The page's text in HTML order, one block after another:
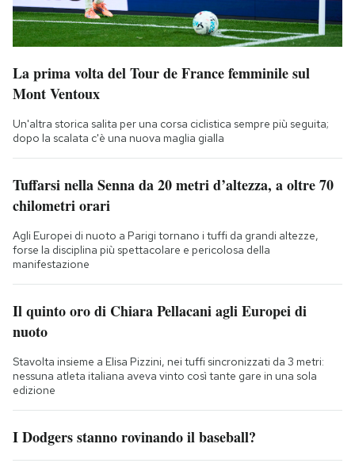
La prima volta del Tour de France femminile sul
Mont Ventoux
Un'altra storica salita per una corsa ciclistica sempre più seguita;
dopo la scalata c'è una nuova maglia gialla
Tuffarsi nella Senna da 20 metri d’altezza, a oltre 70
chilometri orari
Agli Europei di nuoto a Parigi tornano i tuffi da grandi altezze,
forse la disciplina più spettacolare e pericolosa della
manifestazione
Il quinto oro di Chiara Pellacani agli Europei di
nuoto
Stavolta insieme a Elisa Pizzini, nei tuffi sincronizzati da 3 metri:
nessuna atleta italiana aveva vinto così tante gare in una sola
edizione
I Dodgers stanno rovinando il baseball?